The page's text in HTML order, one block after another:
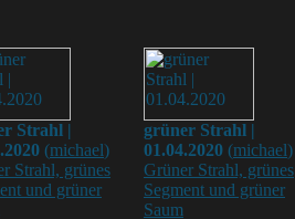
Strahl |
(michael)
Strahl, grünes
und grüner
grüner Strahl |
01.04.2020 (michael)
Grüner Strahl, grünes
Segment und grüner
Saum